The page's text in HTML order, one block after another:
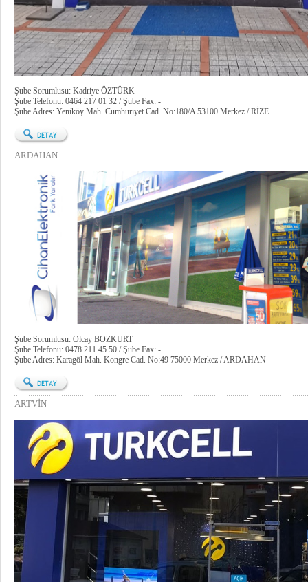
Şube Sorumlusu: Kadriye ÖZTÜRK
Şube Telefonu: 0464 217 01 32 / Şube Fax: -
Şube Adres: Yeniköy Mah. Cumhuriyet Cad. No:180/A 53100 Merkez / RİZE
ARDAHAN
Şube Sorumlusu: Olcay BOZKURT
Şube Telefonu: 0478 211 45 50 / Şube Fax: -
Şube Adres: Karagöl Mah. Kongre Cad. No:49 75000 Merkez / ARDAHAN
ARTVİN